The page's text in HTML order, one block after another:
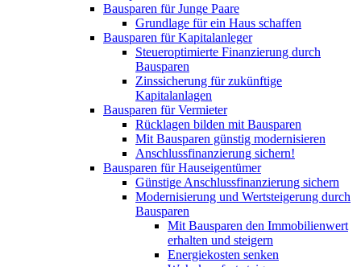
Bausparen für Junge Paare
Grundlage für ein Haus schaffen
Bausparen für Kapitalanleger
Steueroptimierte Finanzierung durch
Bausparen
Zinssicherung für zukünftige
Kapitalanlagen
Bausparen für Vermieter
Rücklagen bilden mit Bausparen
Mit Bausparen günstig modernisieren
Anschlussfinanzierung sichern!
Bausparen für Hauseigentümer
Günstige Anschlussfinanzierung sichern
Modernisierung und Wertsteigerung durch
Bausparen
Mit Bausparen den Immobilienwert
erhalten und steigern
Energiekosten senken